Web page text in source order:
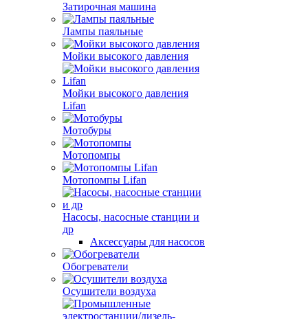
Затирочная машина
Лампы паяльные
Мойки высокого давления
Мойки высокого давления
Lifan
Мотобуры
Мотопомпы
Мотопомпы Lifan
Насосы, насосные станции и
др
Аксессуары для насосов
Обогреватели
Осушители воздуха